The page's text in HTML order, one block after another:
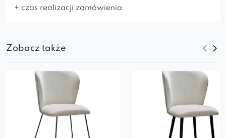
+ czas realizacji zamówienia
Zobacz także